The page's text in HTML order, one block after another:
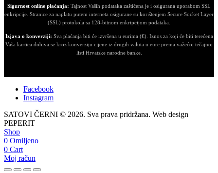
Sigurnost online plaćanja: Tajnost Vaših podataka zaštićena je i osigurana uporabom SSL
enkripcije. Stranice za naplatu putem interneta osigurane su korištenjem Secure Socket Layer
(SSL) protokola sa 128-bitnom enkripcijom podataka.
Izjava o konverziji: Sva plaćanja biti će izvršena u eurima (€). Iznos za koji će biti terećena
Vaša kartica dobiva se kroz konverziju cijene iz drugih valuta u eure prema važećoj tečajnoj
listi Hrvatske narodne banke.
Facebook
Instagram
SATOVI ČERNI © 2026. Sva prava pridržana. Web design
PEPERIT
Shop
0 Omiljeno
0 Cart
Moj račun